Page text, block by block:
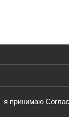
я принимаю